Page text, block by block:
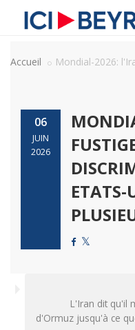
Accueil Mondial-2026:
06
JUIN
2026
ETATS-
L'Iran dit qu'il
d'Ormuz jusqu'à ce